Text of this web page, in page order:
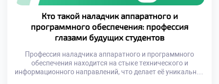
Кто такой наладчик аппаратного и
программного обеспечения: профессия
глазами будущих студентов
Профессия наладчика аппаратного и программного
обеспечения находится на стыке технического и
информационного направлений, что делает её уникальной